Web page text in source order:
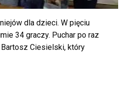
dla dzieci. W pięciu
34 graczy. Puchar po raz
Ciesielski, który